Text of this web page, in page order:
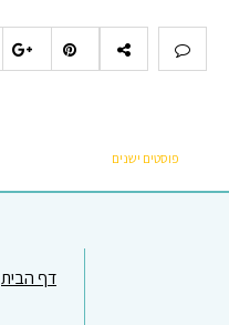
פוסטים ישנים
דף הבית